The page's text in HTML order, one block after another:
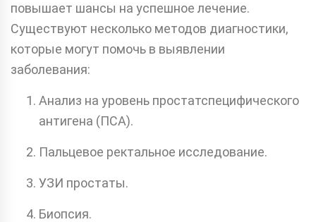
повышает шансы на успешное лечение.
Существуют несколько методов диагностики,
которые могут помочь в выявлении
заболевания:
Анализ на уровень простатспецифического
антигена (ПСА).
Пальцевое ректальное исследование.
УЗИ простаты.
Биопсия.